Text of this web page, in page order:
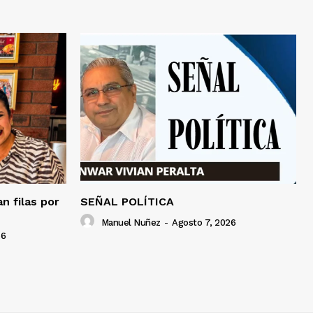
filas por
SEÑAL POLÍTICA
Manuel Nuñez - Agosto 7, 2026